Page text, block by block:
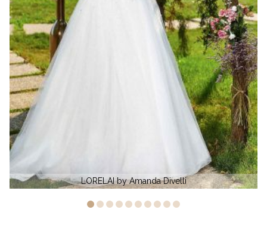
Divelli ARIS by